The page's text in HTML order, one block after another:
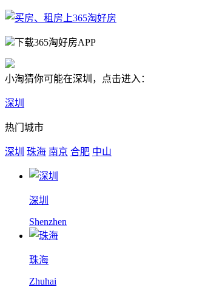
下载365淘好房APP
小淘猜你可能在深圳，点击进入：
深圳
热门城市
深圳 珠海 南京 合肥 中山
深圳
Shenzhen
珠海
Zhuhai